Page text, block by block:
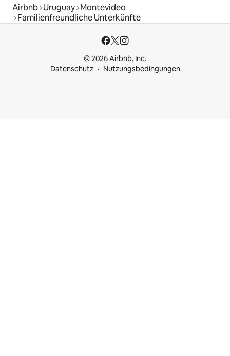
Airbnb Uruguay Montevideo
Familienfreundliche Unterkünfte
© 2026 Airbnb, Inc.
Datenschutz
Nutzungsbedingungen